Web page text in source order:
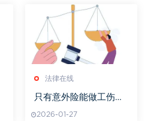
法律在线
只有意外险能做工伤认
2026-01-27